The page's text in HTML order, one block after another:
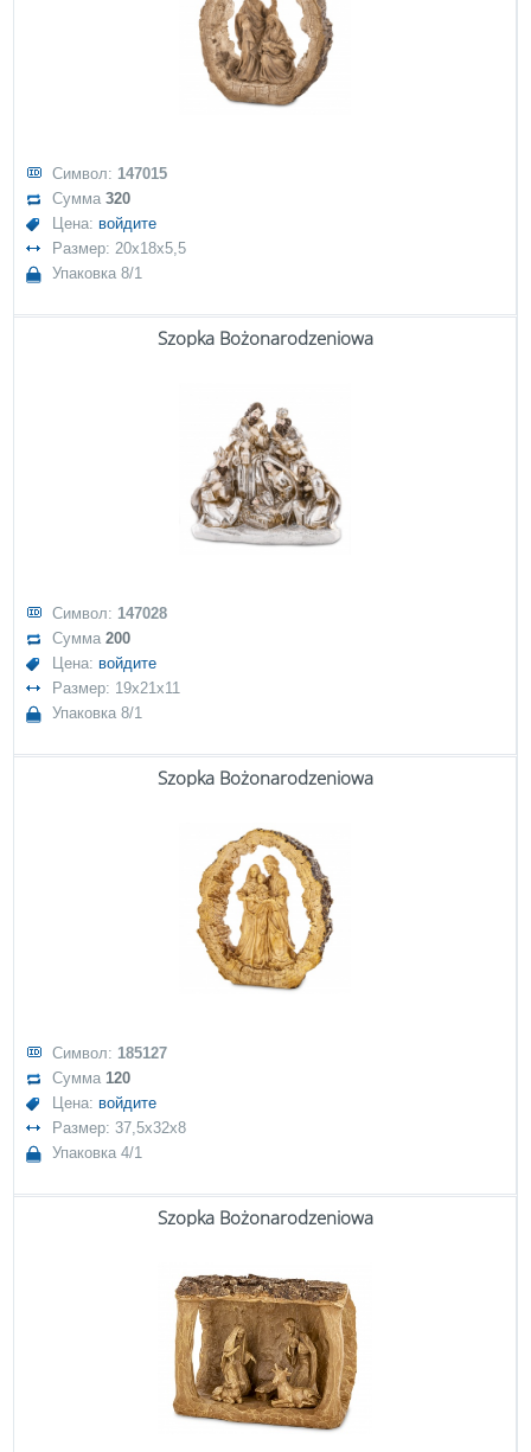
Символ: 147015
Сумма320
Цена: войдите
Размер: 20x18x5,5
Упаковка 8/1
Szopka Bożonarodzeniowa
Символ: 147028
Сумма200
Цена: войдите
Размер: 19x21x11
Упаковка 8/1
Szopka Bożonarodzeniowa
Символ: 185127
Сумма120
Цена: войдите
Размер: 37,5x32x8
Упаковка 4/1
Szopka Bożonarodzeniowa